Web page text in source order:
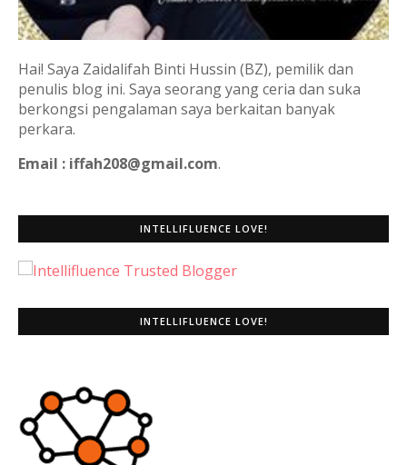
Hai! Saya Zaidalifah Binti Hussin (BZ), pemilik dan
penulis blog ini. Saya seorang yang ceria dan suka
berkongsi pengalaman saya berkaitan banyak
perkara.
Email : iffah208@gmail.com.
INTELLIFLUENCE LOVE!
INTELLIFLUENCE LOVE!